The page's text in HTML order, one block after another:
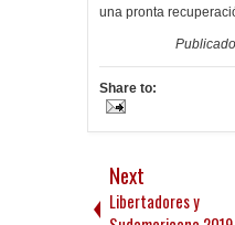
una pronta
Share to:
Next
Libertadores y